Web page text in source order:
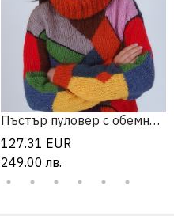
Пъстър пуловер с обемна поло яка
127.31 EUR
249.00 лв.